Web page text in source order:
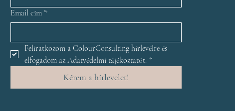
Email cím *
Feliratkozom a ColourConsulting hírlevélre és
elfogadom az Adatvédelmi tájékoztatót. *
Kérem a hírlevelet!